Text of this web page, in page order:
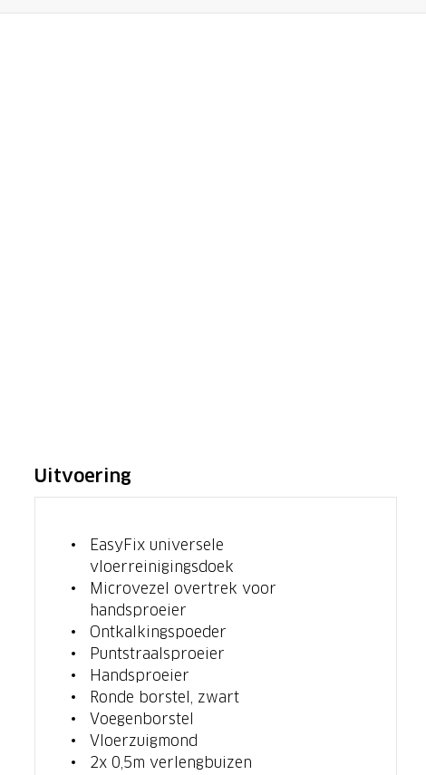
Uitvoering
EasyFix universele
vloerreinigingsdoek
Microvezel overtrek voor
handsproeier
Ontkalkingspoeder
Puntstraalsproeier
Handsproeier
Ronde borstel, zwart
Voegenborstel
Vloerzuigmond
2x 0,5m verlengbuizen